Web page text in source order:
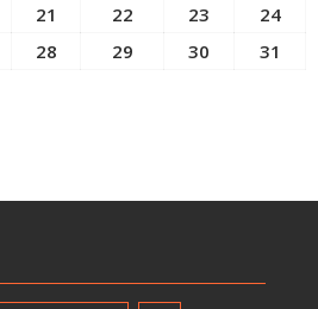
21 22 23
24
28 29 30 31